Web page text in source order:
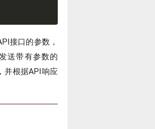
接口的参数，
送带有参数的
并根据API响应